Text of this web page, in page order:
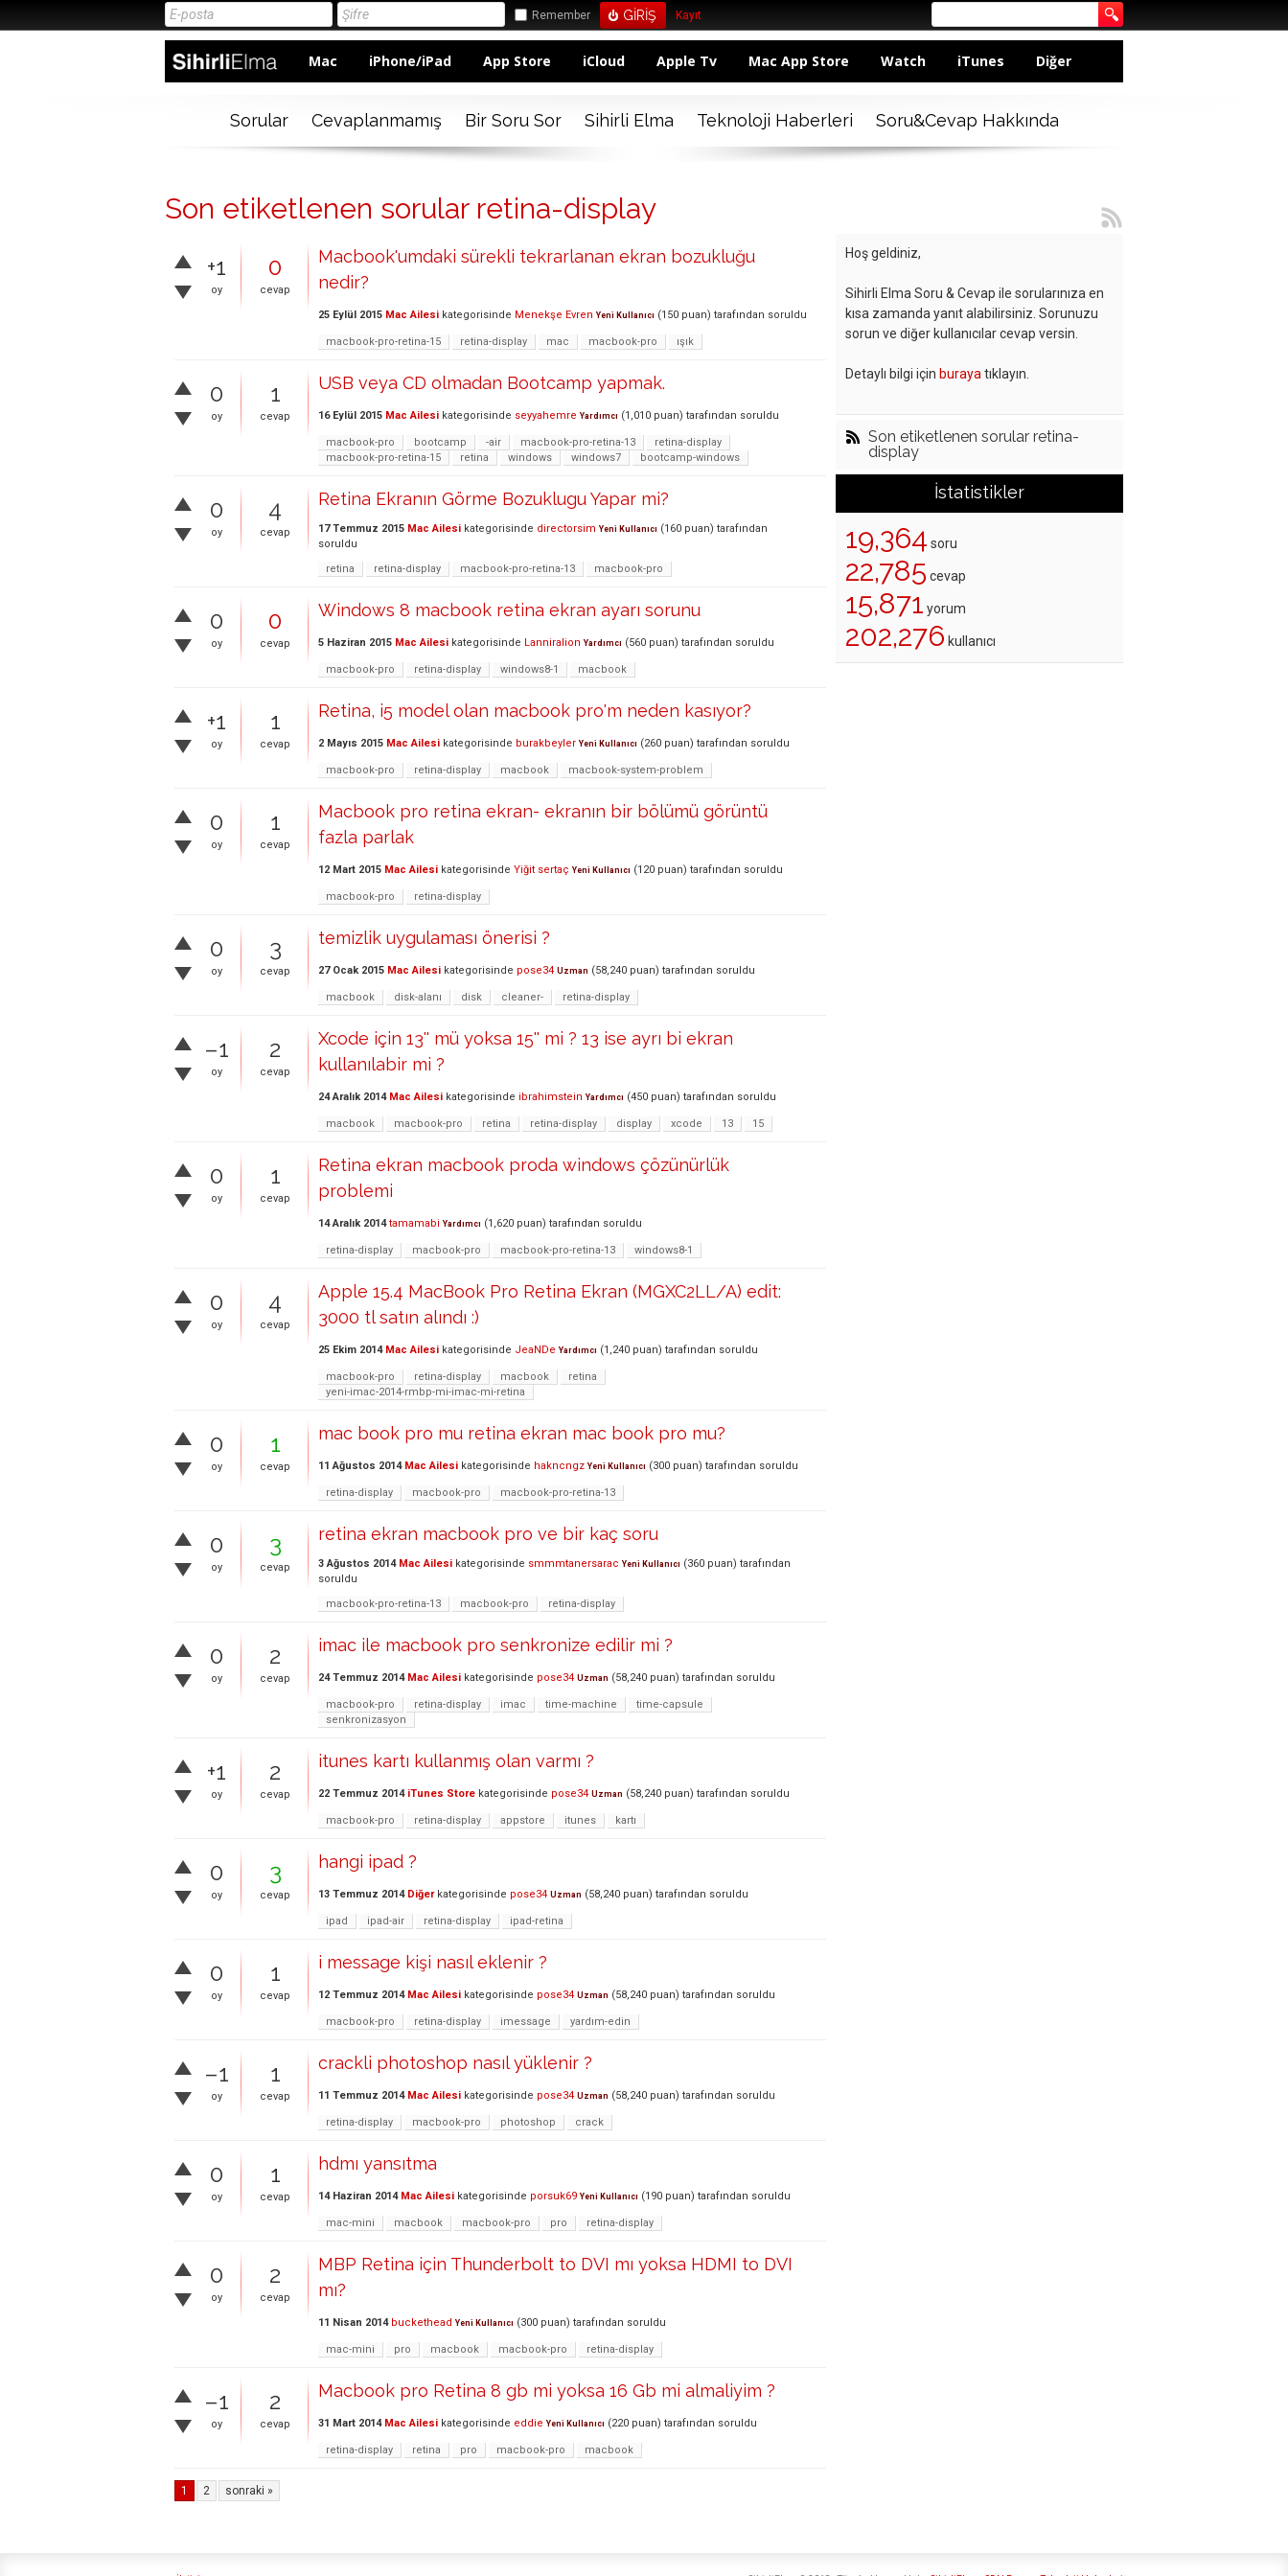
Remember Kayıt
Mac iPhone/iPad App Store iCloud Apple Tv Mac App Store Watch iTunes Diğer
Sorular Cevaplanmamış Bir Soru Sor Sihirli Elma Teknoloji Haberleri Soru&Cevap Hakkında
Son etiketlenen sorular retina-display
+1
oy
0
cevap
Macbook'umdaki sürekli tekrarlanan ekran bozukluğu
nedir?
25 Eylül 2015 Mac Ailesi kategorisinde Menekşe Evren Yeni Kullanıcı (150 puan) tarafından soruldu
macbook-pro-retina-15 retina-display mac macbook-pro ışık
0
oy
1
cevap
USB veya CD olmadan Bootcamp yapmak.
16 Eylül 2015 Mac Ailesi kategorisinde seyyahemre Yardımcı (1,010 puan) tarafından soruldu
macbook-pro bootcamp -air macbook-pro-retina-13
retina-display
macbook-pro-retina-15
retina windows windows7 bootcamp-windows
0
oy
4
cevap
Retina Ekranın Görme Bozuklugu Yapar mi?
17 Temmuz 2015 Mac Ailesi kategorisinde directorsim Yeni Kullanıcı (160 puan) tarafından
soruldu
retina
retina-display macbook-pro-retina-13 macbook-pro
0
oy
0
cevap
Windows 8 macbook retina ekran ayarı sorunu
5 Haziran 2015 Mac Ailesi kategorisinde Lanniralion Yardımcı (560 puan) tarafından soruldu
macbook-pro retina-display windows8-1 macbook
+1
oy
1
cevap
Retina, i5 model olan macbook pro'm neden kasıyor?
2 Mayıs 2015 Mac Ailesi kategorisinde burakbeyler Yeni Kullanıcı (260 puan) tarafından soruldu
macbook-pro retina-display macbook macbook-system-problem
0
oy
1
cevap
Macbook pro retina ekran- ekranın bir bölümü görüntü
fazla parlak
12 Mart 2015 Mac Ailesi kategorisinde Yiğit sertaç Yeni Kullanıcı (120 puan) tarafından soruldu
macbook-pro retina-display
0
oy
3
cevap
temizlik uygulaması önerisi ?
27 Ocak 2015 Mac Ailesi kategorisinde pose34 Uzman (58,240 puan) tarafından soruldu
macbook disk-alanı disk cleaner- retina-display
–1
oy
2
cevap
Xcode için 13'' mü yoksa 15'' mi ? 13 ise ayrı bi ekran
kullanılabir mi ?
24 Aralık 2014 Mac Ailesi kategorisinde ibrahimstein Yardımcı (450 puan) tarafından soruldu
macbook macbook-pro retina retina-display display xcode 13 15
0
oy
1
cevap
Retina ekran macbook proda windows çözünürlük
problemi
14 Aralık 2014 tamamabi Yardımcı (1,620 puan) tarafından soruldu
retina-display macbook-pro macbook-pro-retina-13 windows8-1
0
oy
4
cevap
Apple 15.4 MacBook Pro Retina Ekran (MGXC2LL/A) edit:
3000 tl satın alındı :)
25 Ekim 2014 Mac Ailesi kategorisinde JeaNDe Yardımcı (1,240 puan) tarafından soruldu
macbook-pro retina-display macbook
retina
yeni-imac-2014-rmbp-mi-imac-mi-retina
0
oy
1
cevap
mac book pro mu retina ekran mac book pro mu?
11 Ağustos 2014 Mac Ailesi kategorisinde hakncngz Yeni Kullanıcı (300 puan) tarafından soruldu
retina-display macbook-pro macbook-pro-retina-13
0
oy
3
cevap
retina ekran macbook pro ve bir kaç soru
3 Ağustos 2014 Mac Ailesi kategorisinde smmmtanersarac Yeni Kullanıcı (360 puan) tarafından
soruldu
macbook-pro-retina-13
macbook-pro retina-display
0
oy
2
cevap
imac ile macbook pro senkronize edilir mi ?
24 Temmuz 2014 Mac Ailesi kategorisinde pose34 Uzman (58,240 puan) tarafından soruldu
macbook-pro retina-display imac time-machine
time-capsule
senkronizasyon
+1
oy
2
cevap
itunes kartı kullanmış olan varmı ?
22 Temmuz 2014 iTunes Store kategorisinde pose34 Uzman (58,240 puan) tarafından soruldu
macbook-pro retina-display appstore itunes kartı
0
oy
3
cevap
hangi ipad ?
13 Temmuz 2014 Diğerkategorisinde pose34 Uzman (58,240 puan) tarafından soruldu
ipad ipad-air retina-display ipad-retina
0
oy
1
cevap
i message kişi nasıl eklenir ?
12 Temmuz 2014 Mac Ailesi kategorisinde pose34 Uzman (58,240 puan) tarafından soruldu
macbook-pro retina-display imessage yardım-edin
–1
oy
1
cevap
crackli photoshop nasıl yüklenir ?
11 Temmuz 2014 Mac Ailesi kategorisinde pose34 Uzman (58,240 puan) tarafından soruldu
retina-display macbook-pro photoshop crack
0
oy
1
cevap
hdmı yansıtma
14 Haziran 2014 Mac Ailesi kategorisinde porsuk69 Yeni Kullanıcı (190 puan) tarafından soruldu
mac-mini macbook macbook-pro pro retina-display
0
oy
2
cevap
MBP Retina için Thunderbolt to DVI mı yoksa HDMI to DVI
mı?
11 Nisan 2014 buckethead Yeni Kullanıcı (300 puan) tarafından soruldu
mac-mini pro macbook macbook-pro retina-display
–1
oy
2
cevap
Macbook pro Retina 8 gb mi yoksa 16 Gb mi almaliyim ?
31 Mart 2014 Mac Ailesi kategorisinde eddie Yeni Kullanıcı (220 puan) tarafından soruldu
retina-display retina pro macbook-pro macbook
1 2 sonraki »
Hoş geldiniz,
Sihirli Elma Soru & Cevap ile sorularınıza en
kısa zamanda yanıt alabilirsiniz. Sorunuzu
sorun ve diğer kullanıcılar cevap versin.
Detaylı bilgi için buraya tıklayın.
Son etiketlenen sorular retina-
display
İstatistikler
19,364 soru
22,785 cevap
15,871 yorum
202,276 kullanıcı